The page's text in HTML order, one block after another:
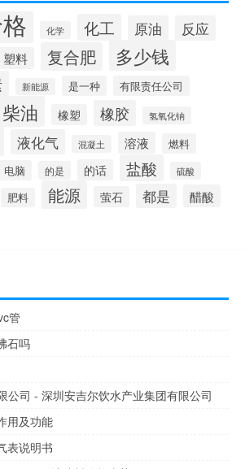
化学 化工 原油 反应
塑料 复合肥 多少钱
新能源 是一种 有限责任公司
柴油 橡塑 橡胶 氢氧化钠
液化气 混凝土 溶液 燃料
电脑 的是 的话 盐酸 硫酸
肥料 能源 萤石 都是 醋酸
管
石吗
公司 - 深圳安吉尔饮水产业集团有限公司
用及功能
表说明书